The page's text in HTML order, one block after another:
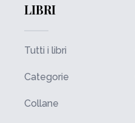
LIBRI
Tutti i libri
Categorie
Collane